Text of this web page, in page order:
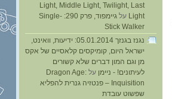
Light, Middle Light, Twilight, Last
Light על
גיימפוד, פרק 290: Single-
Stick Walker
נגנז בגנזך 05.01.2014: ידיעות, וואינט,
ישראל היום, קומיקסים קלאסיים של אקס
מן וגם המון דברים שלא קשורים
לעיתונים! - ניימן על Dragon Age:
Inquisition – פנטזיה גנרית להפליא
שפשוט עובדת